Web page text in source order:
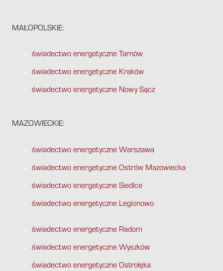
MAŁOPOLSKIE:
świadectwo energetyczne Tarnów
świadectwo energetyczne Kraków
świadectwo energetyczne Nowy Sącz
MAZOWIECKIE:
świadectwo energetyczne Warszawa
świadectwo energetyczne Ostrów Mazowiecka
świadectwo energetyczne Siedlce
świadectwo energetyczne Legionowo
świadectwo energetyczne Radom
świadectwo energetyczne Wyszków
świadectwo energetyczne Ostrołęka